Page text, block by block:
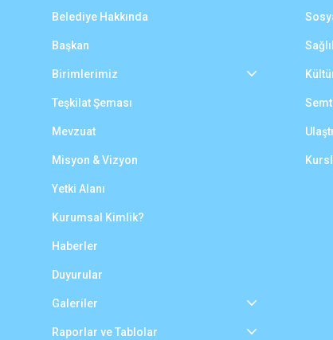
Belediye Hakkında
Başkan
Birimlerimiz
Teşkilat Şeması
Mevzuat
Misyon & Vizyon
Yetki Alanı
Kurumsal Kimlik?
Haberler
Duyurular
Galeriler
Raporlar ve Tablolar